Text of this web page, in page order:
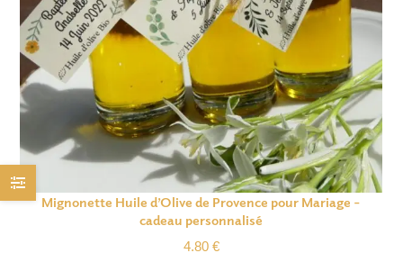
Mignonette Huile d’Olive de Provence pour Mariage –
cadeau personnalisé
4.80 €